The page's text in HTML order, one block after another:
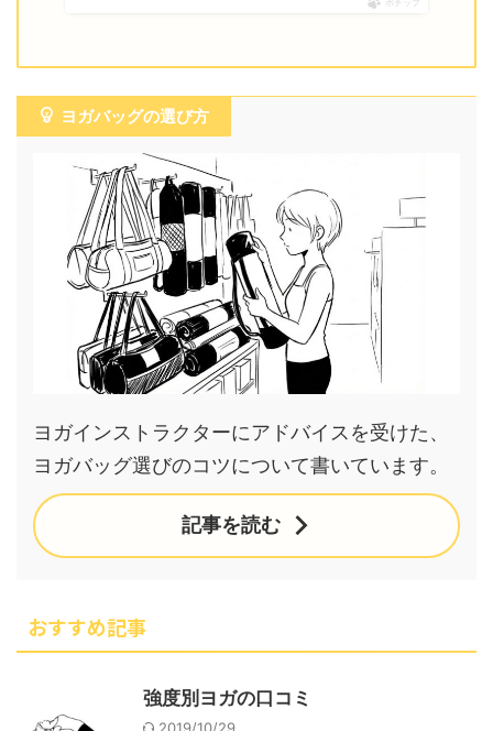
ポチップ
ヨガバッグの選び方
ヨガインストラクターにアドバイスを受けた、
ヨガバッグ選びのコツについて書いています。
記事を読む
おすすめ記事
強度別ヨガの口コミ
2019/10/29